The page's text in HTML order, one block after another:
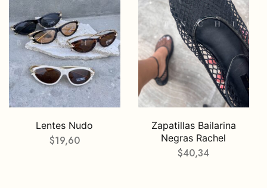
Lentes Nudo
$19,60
Zapatillas Bailarina
Negras Rachel
$40,34